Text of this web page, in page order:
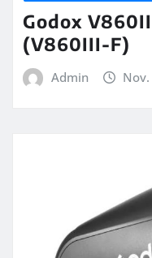
Godox
(V860III-F)
Admin